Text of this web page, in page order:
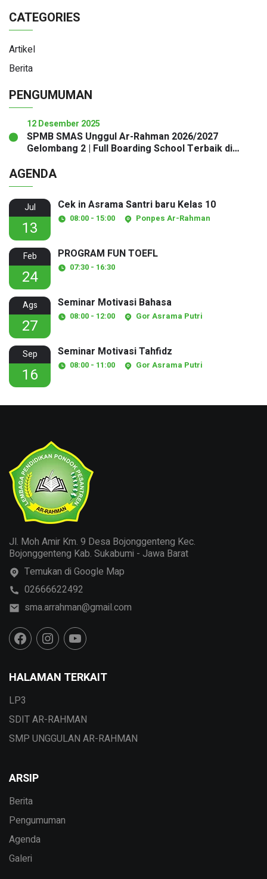
CATEGORIES
Artikel
Berita
PENGUMUMAN
12 Desember 2025
SPMB SMAS Unggul Ar-Rahman 2026/2027
Gelombang 2 | Full Boarding School Terbaik di
AGENDA
Jul
13
Cek in Asrama Santri baru Kelas 10
08:00 - 15:00 Ponpes Ar-Rahman
Feb
24
PROGRAM FUN TOEFL
07:30 - 16:30
Ags
27
Seminar Motivasi Bahasa
08:00 - 12:00 Gor Asrama Putri
Sep
16
Seminar Motivasi Tahfidz
08:00 - 11:00 Gor Asrama Putri
Jl. Moh Amir Km. 9 Desa Bojonggenteng Kec.
Bojonggenteng Kab. Sukabumi - Jawa Barat
Temukan di Google Map
02666622492
sma.arrahman@gmail.com
HALAMAN TERKAIT
LP3
SDIT AR-RAHMAN
SMP UNGGULAN AR-RAHMAN
ARSIP
Berita
Pengumuman
Agenda
Galeri